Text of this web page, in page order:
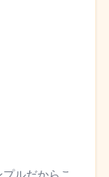
ルだからこ